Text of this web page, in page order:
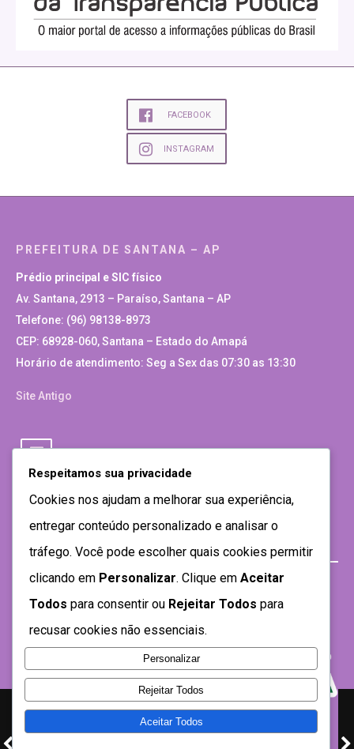
FACEBOOK
INSTAGRAM
PREFEITURA DE SANTANA – AP
Prédio principal e SIC físico
Av. Santana, 2913 – Paraíso, Santana – AP
Telefone: (96) 98138-8973
CEP: 68928-060, Santana – Estado do Amapá
Horário de atendimento: Seg a Sex das 07:30 as 13:30
Site Antigo
Respeitamos sua privacidade
Cookies nos ajudam a melhorar sua experiência,
entregar conteúdo personalizado e analisar o
tráfego. Você pode escolher quais cookies permitir
clicando em Personalizar. Clique em Aceitar
Todos para consentir ou Rejeitar Todos para
recusar cookies não essenciais.
Personalizar
Rejeitar Todos
Aceitar Todos